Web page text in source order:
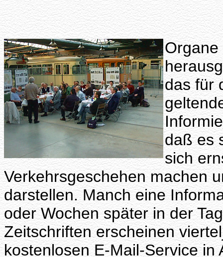
das für
daß es
sich
Verkehrsgeschehen machen
darstellen. Manch eine
oder Wochen später in der
Zeitschriften erscheinen
kostenlosen E-Mail-Service in